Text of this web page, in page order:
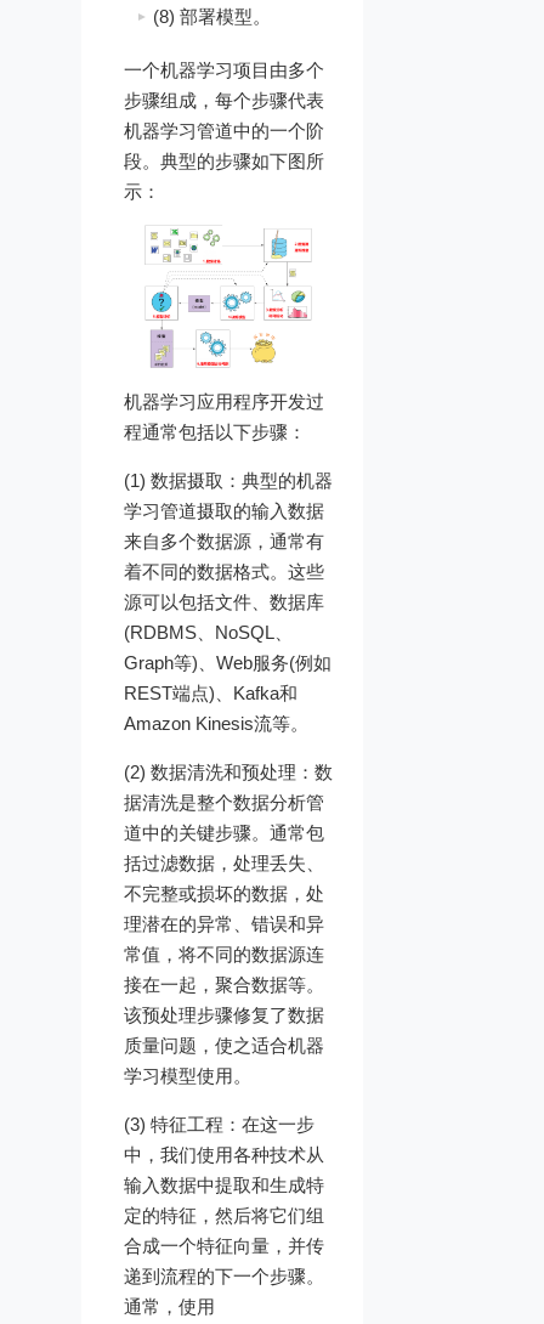
(8) 部署模型。
一个机器学习项目由多个
步骤组成，每个步骤代表
机器学习管道中的一个阶
段。典型的步骤如下图所
示：
机器学习应用程序开发过
程通常包括以下步骤：
(1) 数据摄取：典型的机器
学习管道摄取的输入数据
来自多个数据源，通常有
着不同的数据格式。这些
源可以包括文件、数据库
(RDBMS、NoSQL、
Graph等)、Web服务(例如
REST端点)、Kafka和
Amazon Kinesis流等。
(2) 数据清洗和预处理：数
据清洗是整个数据分析管
道中的关键步骤。通常包
括过滤数据，处理丢失、
不完整或损坏的数据，处
理潜在的异常、错误和异
常值，将不同的数据源连
接在一起，聚合数据等。
该预处理步骤修复了数据
质量问题，使之适合机器
学习模型使用。
(3) 特征工程：在这一步
中，我们使用各种技术从
输入数据中提取和生成特
定的特征，然后将它们组
合成一个特征向量，并传
递到流程的下一个步骤。
通常，使用